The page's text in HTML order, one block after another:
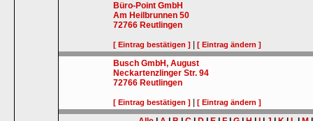
Büro-Point GmbH
Am Heilbrunnen 50
72766 Reutlingen
[ Eintrag bestätigen ] |[ Eintrag ändern ]
Busch GmbH, August
Neckartenzlinger Str. 94
72766 Reutlingen
[ Eintrag bestätigen ] |[ Eintrag ändern ]